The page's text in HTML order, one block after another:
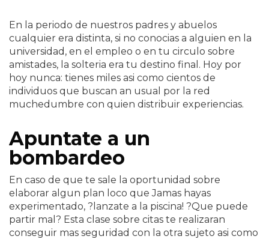
En la periodo de nuestros padres y abuelos
cualquier era distinta, si no conocias a alguien en la
universidad, en el empleo o en tu circulo sobre
amistades, la solteria era tu destino final. Hoy por
hoy nunca: tienes miles asi­ como cientos de
individuos que buscan an usual por la red
muchedumbre con quien distribuir experiencias.
Apuntate a un
bombardeo
En caso de que te sale la oportunidad sobre
elaborar algun plan loco que Jamas hayas
experimentado, ?lanzate a la piscina! ?Que puede
partir mal? Esta clase sobre citas te realizaran
conseguir mas seguridad con la otra sujeto asi­ como